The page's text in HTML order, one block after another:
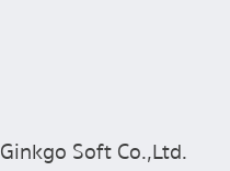
Ginkgo Soft Co.,Ltd.